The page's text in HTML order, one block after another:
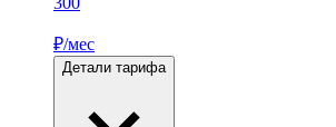
₽/мес
Детали тарифа